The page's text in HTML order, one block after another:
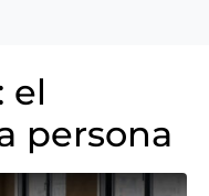
el
persona